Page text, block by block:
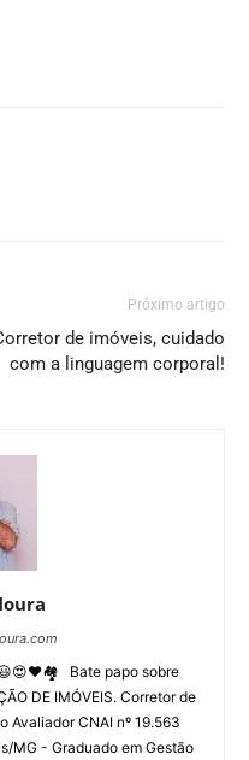
Próximo artigo
de imóveis, cuidado
com a linguagem corporal!
😃😍♥️🏘 Bate papo sobre
DE IMÓVEIS. Corretor de
Avaliador CNAI nº 19.563
MG - Graduado em Gestão